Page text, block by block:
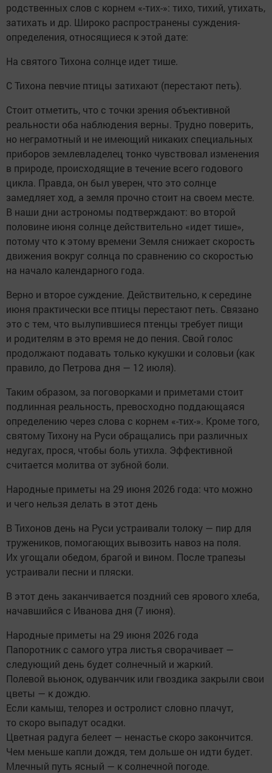
родственных слов с корнем «-тих-»: тихо, тихий, утихать,
затихать и др. Широко распространены суждения-
определения, относящиеся к этой дате:
На святого Тихона солнце идет тише.
С Тихона певчие птицы затихают (перестают петь).
Стоит отметить, что с точки зрения объективной
реальности оба наблюдения верны. Трудно поверить,
но неграмотный и не имеющий никаких специальных
приборов землевладелец тонко чувствовал изменения
в природе, происходящие в течение всего годового
цикла. Правда, он был уверен, что это солнце
замедляет ход, а земля прочно стоит на своем месте.
В наши дни астрономы подтверждают: во второй
половине июня солнце действительно «идет тише»,
потому что к этому времени Земля снижает скорость
движения вокруг солнца по сравнению со скоростью
на начало календарного года.
Верно и второе суждение. Действительно, к середине
июня практически все птицы перестают петь. Связано
это с тем, что вылупившиеся птенцы требует пищи
и родителям в это время не до пения. Свой голос
продолжают подавать только кукушки и соловьи (как
правило, до Петрова дня — 12 июля).
Таким образом, за поговорками и приметами стоит
подлинная реальность, превосходно поддающаяся
определению через слова с корнем «-тих-». Кроме того,
святому Тихону на Руси обращались при различных
недугах, прося, чтобы боль утихла. Эффективной
считается молитва от зубной боли.
Народные приметы на 29 июня 2026 года: что можно
и чего нельзя делать в этот день
В Тихонов день на Руси устраивали толоку — пир для
тружеников, помогающих вывозить навоз на поля.
Их угощали обедом, брагой и вином. После трапезы
устраивали песни и пляски.
В этот день заканчивается поздний сев ярового хлеба,
начавшийся с Иванова дня (7 июня).
Народные приметы на 29 июня 2026 года
Папоротник с самого утра листья сворачивает —
следующий день будет солнечный и жаркий.
Полевой вьюнок, одуванчик или гвоздика закрыли свои
цветы — к дождю.
Если камыш, телорез и остролист словно плачут,
то скоро выпадут осадки.
Цветная радуга белеет — ненастье скоро закончится.
Чем меньше капли дождя, тем дольше он идти будет.
Млечный путь ясный — к солнечной погоде.